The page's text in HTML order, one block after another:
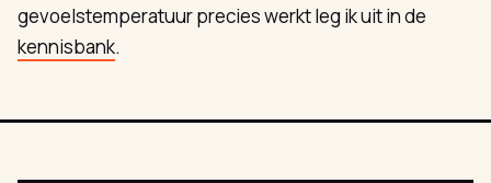
gevoelstemperatuur precies werkt leg ik uit in de
kennisbank.